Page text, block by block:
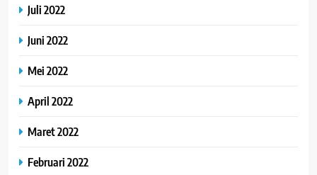
Juli 2022
Juni 2022
Mei 2022
April 2022
Maret 2022
Februari 2022